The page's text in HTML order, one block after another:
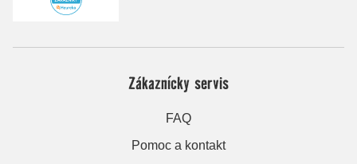
Zákaznícky servis
FAQ
Pomoc a kontakt